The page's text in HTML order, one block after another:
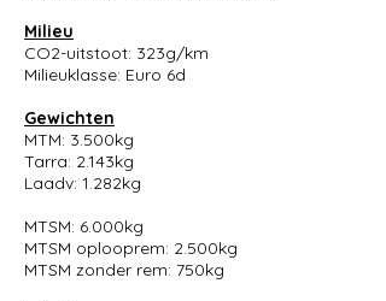
Milieu
CO2-uitstoot: 323g/km
Milieuklasse: Euro 6d
Gewichten
MTM: 3.500kg
Tarra: 2.143kg
Laadv: 1.282kg
MTSM: 6.000kg
MTSM oplooprem: 2.500kg
MTSM zonder rem: 750kg